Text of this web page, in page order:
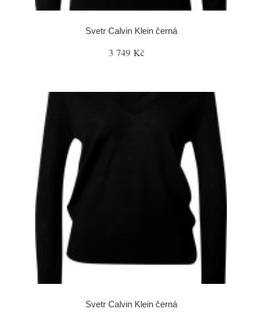
Svetr Calvin Klein černá
3 749 Kč
Svetr Calvin Klein černá